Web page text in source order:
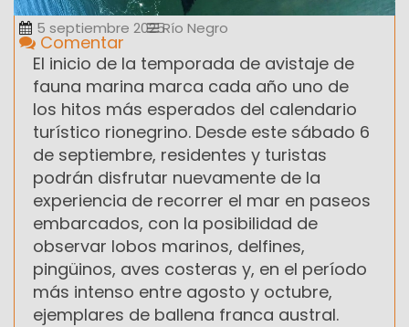
5 septiembre 2025Río Negro
Comentar
El inicio de la temporada de avistaje de
fauna marina marca cada año uno de
los hitos más esperados del calendario
turístico rionegrino. Desde este sábado 6
de septiembre, residentes y turistas
podrán disfrutar nuevamente de la
experiencia de recorrer el mar en paseos
embarcados, con la posibilidad de
observar lobos marinos, delfines,
pingüinos, aves costeras y, en el período
más intenso entre agosto y octubre,
ejemplares de ballena franca austral.